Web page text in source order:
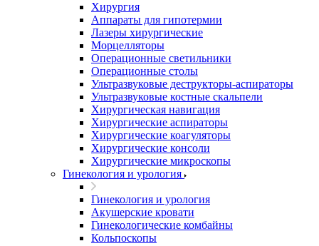
Хирургия
Аппараты для гипотермии
Лазеры хирургические
Морцелляторы
Операционные светильники
Операционные столы
Ультразвуковые деструкторы-аспираторы
Ультразвуковые костные скальпели
Хирургическая навигация
Хирургические аспираторы
Хирургические коагуляторы
Хирургические консоли
Хирургические микроскопы
Гинекология и урология
Гинекология и урология
Акушерские кровати
Гинекологические комбайны
Кольпоскопы